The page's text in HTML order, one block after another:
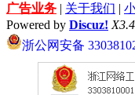
广告业务 | 关于我们 |
Powered by Discuz! X3.4
浙公网安备